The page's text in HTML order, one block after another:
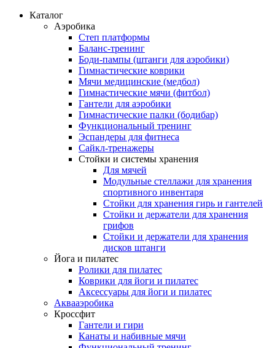
Каталог
Аэробика
Степ платформы
Баланс-тренинг
Боди-пампы (штанги для аэробики)
Гимнастические коврики
Мячи медицинские (медбол)
Гимнастические мячи (фитбол)
Гантели для аэробики
Гимнастические палки (бодибар)
Функциональный тренинг
Эспандеры для фитнеса
Сайкл-тренажеры
Стойки и системы хранения
Для мячей
Модульные стеллажи для хранения
спортивного инвентаря
Стойки для хранения гирь и гантелей
Стойки и держатели для хранения
грифов
Стойки и держатели для хранения
дисков штанги
Йога и пилатес
Ролики для пилатес
Коврики для йоги и пилатес
Аксессуары для йоги и пилатес
Аквааэробика
Кроссфит
Гантели и гири
Канаты и набивные мячи